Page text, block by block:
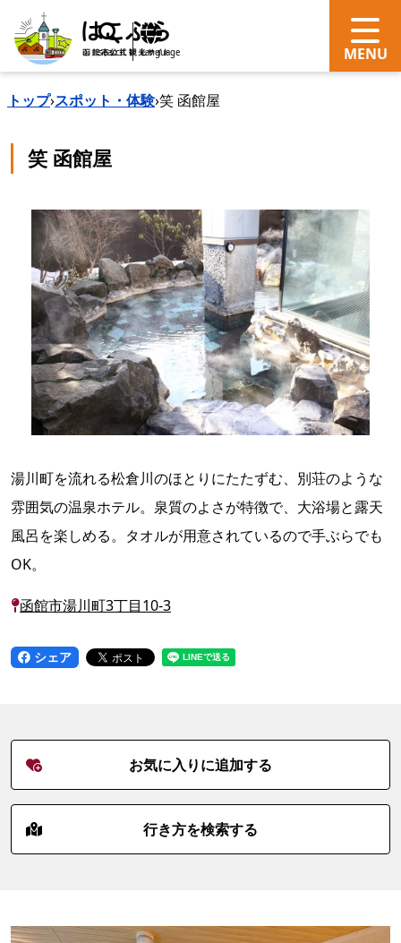
search Language
トップ›スポット・体験›笑 函館屋
笑 函館屋
湯川町を流れる松倉川のほとりにたたずむ、別荘のような
雰囲気の温泉ホテル。泉質のよさが特徴で、大浴場と露天
風呂を楽しめる。タオルが用意されているので手ぶらでも
OK。
函館市湯川町3丁目10-3
シェア
お気に入りに追加する
行き方を検索する